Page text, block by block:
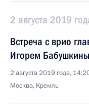
2 августа 2019
Встреча с врио
Игорем
2 августа 2019 года,
Москва, Кремль